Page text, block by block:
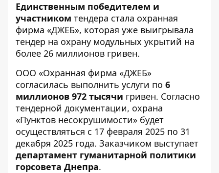
Единственным победителем и
участником тендера стала охранная
фирма «ДЖЕБ», которая уже выигрывала
тендер на охрану модульных укрытий на
более 26 миллионов гривен.
ООО «Охранная фирма «ДЖЕБ»
согласилась выполнить услуги по 6
миллионов 972 тысячи гривен. Согласно
тендерной документации, охрана
«Пунктов несокрушимости» будет
осуществляться с 17 февраля 2025 по 31
декабря 2025 года. Заказчиком выступает
департамент гуманитарной политики
горсовета Днепра.